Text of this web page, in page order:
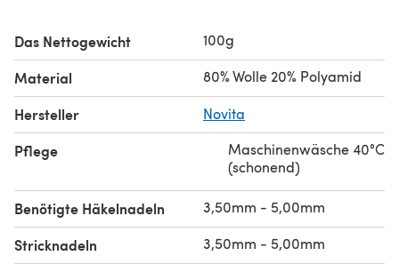
Das Nettogewicht 100g
Material 80% Wolle 20% Polyamid
Hersteller Novita
Pflege
Maschinenwäsche 40°C
(schonend)
Benötigte Häkelnadeln 3,50mm - 5,00mm
Stricknadeln 3,50mm - 5,00mm